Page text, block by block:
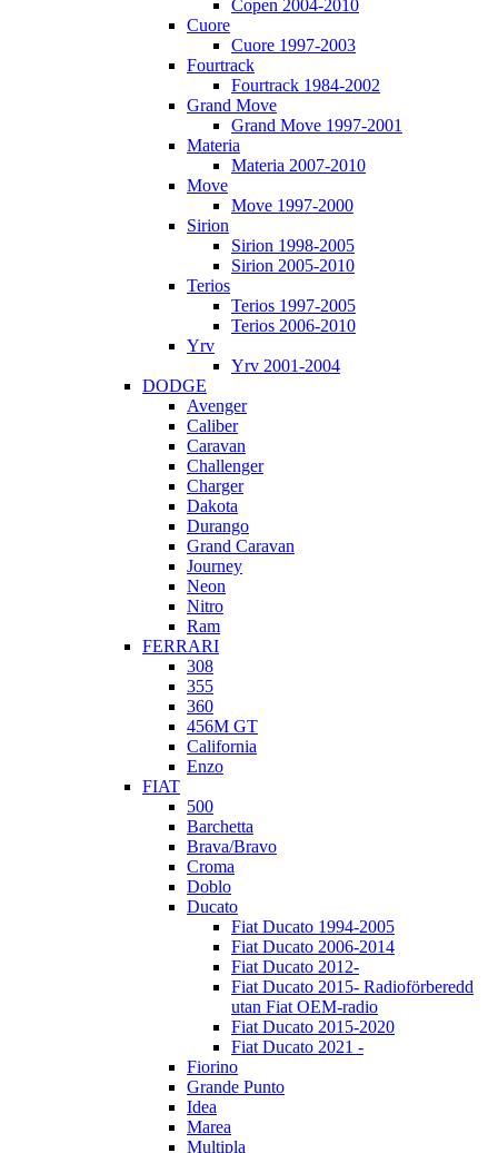
Copen 2004-2010
Cuore
Cuore 1997-2003
Fourtrack
Fourtrack 1984-2002
Grand Move
Grand Move 1997-2001
Materia
Materia 2007-2010
Move
Move 1997-2000
Sirion
Sirion 1998-2005
Sirion 2005-2010
Terios
Terios 1997-2005
Terios 2006-2010
Yrv
Yrv 2001-2004
DODGE
Avenger
Caliber
Caravan
Challenger
Charger
Dakota
Durango
Grand Caravan
Journey
Neon
Nitro
Ram
FERRARI
308
355
360
456M GT
California
Enzo
FIAT
500
Barchetta
Brava/Bravo
Croma
Doblo
Ducato
Fiat Ducato 1994-2005
Fiat Ducato 2006-2014
Fiat Ducato 2012-
Fiat Ducato 2015- Radioförberedd
utan Fiat OEM-radio
Fiat Ducato 2015-2020
Fiat Ducato 2021 -
Fiorino
Grande Punto
Idea
Marea
Multipla